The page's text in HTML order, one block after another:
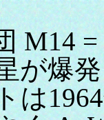
=
が爆
は